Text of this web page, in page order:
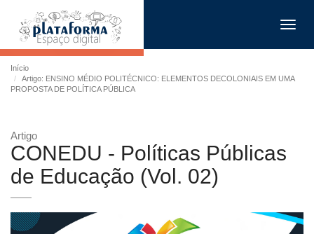
Início
Artigo: ENSINO MÉDIO POLITÉCNICO: ELEMENTOS DECOLONIAIS EM UMA
PROPOSTA DE POLÍTICA PÚBLICA
Artigo
CONEDU - Políticas Públicas
de Educação (Vol. 02)